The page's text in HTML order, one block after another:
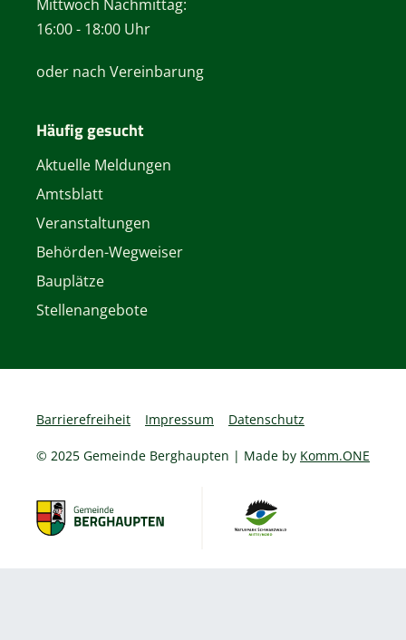
Mittwoch Nachmittag:
16:00 - 18:00 Uhr
oder nach Vereinbarung
Häufig gesucht
Aktuelle Meldungen
Amtsblatt
Veranstaltungen
Behörden-Wegweiser
Bauplätze
Stellenangebote
Barrierefreiheit Impressum Datenschutz
© 2025 Gemeinde Berghaupten | Made by Komm.ONE